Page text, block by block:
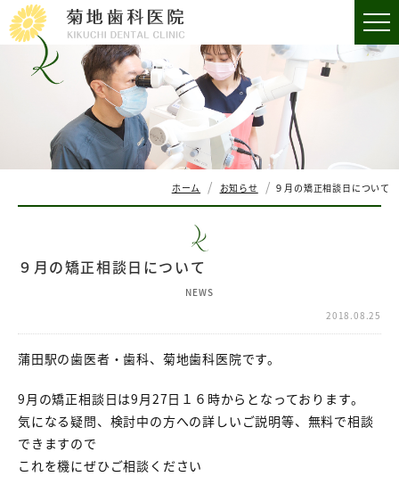
ホーム お知らせ ９月の矯正相談日について
９月の矯正相談日について
NEWS
2018.08.25
蒲田駅の歯医者・歯科、菊地歯科医院です。
9月の矯正相談日は9月27日１６時からとなっております。
気になる疑問、検討中の方への詳しいご説明等、無料で相談
できますので
これを機にぜひご相談ください